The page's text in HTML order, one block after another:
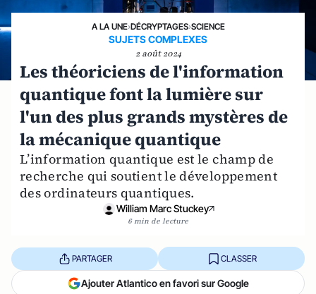
A LA UNE›DÉCRYPTAGES›SCIENCE
SUJETS COMPLEXES
2 août 2024
Les théoriciens de l'information
quantique font la lumière sur
l'un des plus grands mystères de
la mécanique quantique
L’information quantique est le champ de
recherche qui soutient le développement
des ordinateurs quantiques.
William Marc Stuckey
6 min de lecture
PARTAGER CLASSER
Ajouter Atlantico en favori sur Google